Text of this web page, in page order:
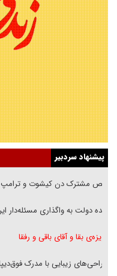
پیشنهاد سردبیر
رقص مشترک دن کیشوت و ترامپ
دنده دولت به واگذاری
غریزه‌ی بقا و آقای باقی و رفقا
جراحی‌های زیبایی با مدرک